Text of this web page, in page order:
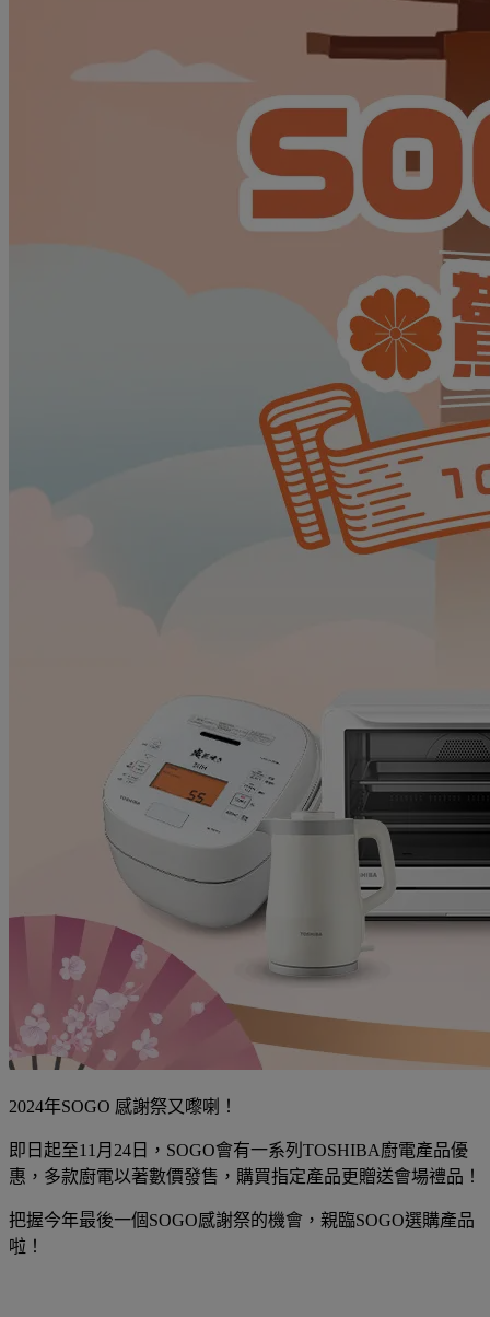
2024年SOGO 感謝祭又嚟喇！
即日起至11月24日，SOGO會有一系列TOSHIBA廚電產品優
惠，多款廚電以著數價發售，購買指定產品更贈送會場禮品！
把握今年最後一個SOGO感謝祭的機會，親臨SOGO選購產品
啦！